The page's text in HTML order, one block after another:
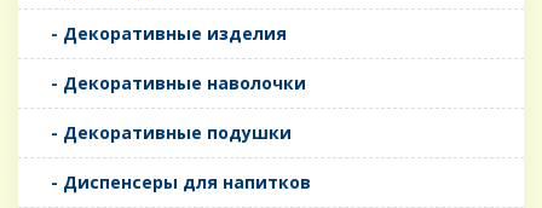
- Декоративные изделия
- Декоративные наволочки
- Декоративные подушки
- Диспенсеры для напитков